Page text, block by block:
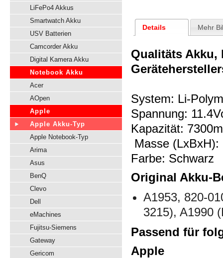
LiFePo4 Akkus
Smartwatch Akku
USV Batterien
Camcorder Akku
Digital Kamera Akku
Notebook Akku
Acer
AOpen
Apple
Apple Akku-Typ
Apple Notebook-Typ
Arima
Asus
BenQ
Clevo
Dell
eMachines
Fujitsu-Siemens
Gateway
Gericom
Details Mehr
Qualitäts Akku,
System: Li-
Spannung:
Kapazität:
Masse
Farbe: Schwarz
Original Akku-
A1953, 820-
3215), A1990
Passend für
Apple